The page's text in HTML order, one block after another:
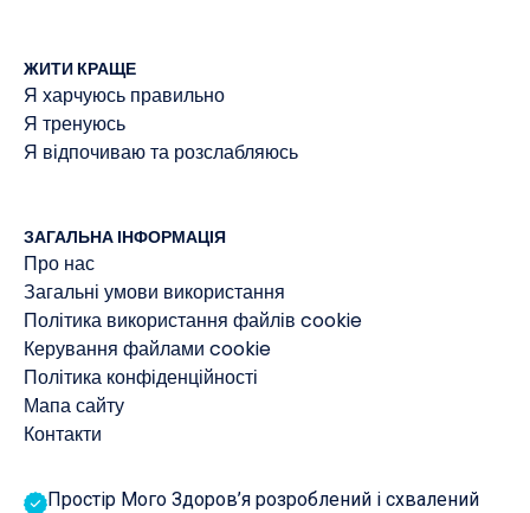
ЖИТИ КРАЩЕ
Я харчуюсь правильно
Я тренуюсь
Я відпочиваю та розслабляюсь
ЗАГАЛЬНА ІНФОРМАЦІЯ
Про нас
Загальні умови використання
Політика використання файлів cookie
Керування файлами cookie
Політика конфіденційності
Мапа сайту
Контакти
Простір Мого Здоров’я розроблений і схвалений